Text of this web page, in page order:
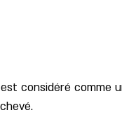
est considéré